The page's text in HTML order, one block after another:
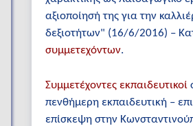
αξιοποίησή της για την
δεξιοτήτων" (16/6/2016) –
συμμετεχόντων.
Συμμετέχοντες εκπαιδευτικοί
πενθήμερη εκπαιδευτική –
επίσκεψη στην